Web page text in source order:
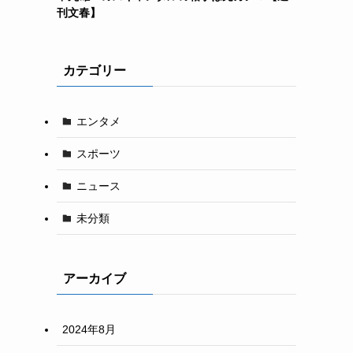
刊文春】
カテゴリー
エンタメ
スポーツ
ニュース
未分類
アーカイブ
2024年8月